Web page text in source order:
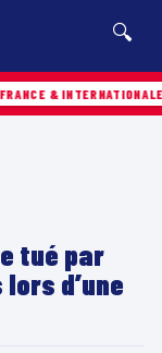
🔍
& INTERNATIONALE
tué par
d’une